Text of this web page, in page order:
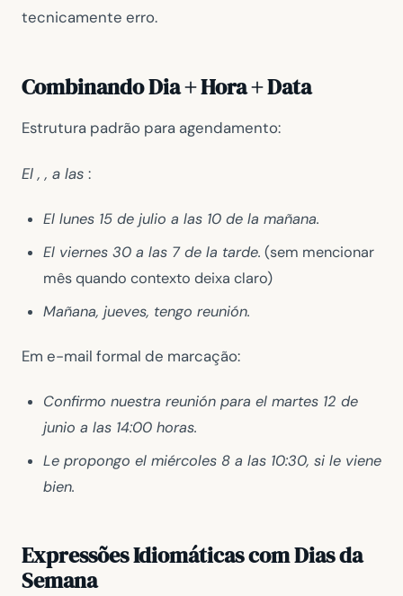
tecnicamente erro.
Combinando Dia + Hora + Data
Estrutura padrão para agendamento:
El , , a las :
El lunes 15 de julio a las 10 de la mañana.
El viernes 30 a las 7 de la tarde. (sem mencionar
mês quando contexto deixa claro)
Mañana, jueves, tengo reunión.
Em e-mail formal de marcação:
Confirmo nuestra reunión para el martes 12 de
junio a las 14:00 horas.
Le propongo el miércoles 8 a las 10:30, si le viene
bien.
Expressões Idiomáticas com Dias da
Semana